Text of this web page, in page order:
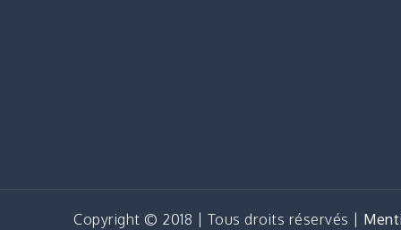
Copyright © 2018 | Tous droits réservés |